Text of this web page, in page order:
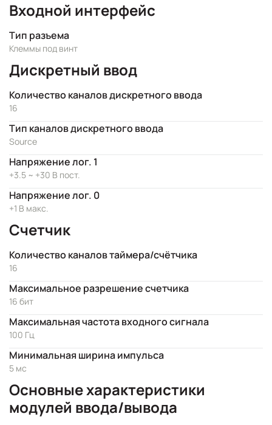
Входной интерфейс
Тип разъема
Клеммы под винт
Дискретный ввод
Количество каналов дискретного ввода
16
Тип каналов дискретного ввода
Source
Напряжение лог. 1
+3.5 ~ +30 В пост.
Напряжение лог. 0
+1 В макс.
Счетчик
Количество каналов таймера/счётчика
16
Максимальное разрешение счетчика
16 бит
Максимальная частота входного сигнала
100 Гц
Минимальная ширина импульса
5 мс
Основные характеристики
модулей ввода/вывода